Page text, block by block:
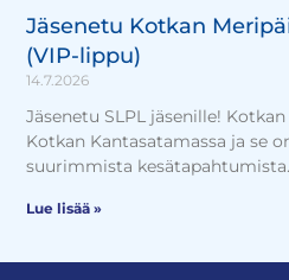
Jäsenetu Kotkan
(VIP-lippu)
14.7.2026
Jäsenetu SLPL jäsenille!
Kotkan Kantasatamassa ja se
suurimmista
Lue lisää »